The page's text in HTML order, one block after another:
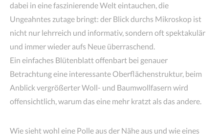
dabei in eine faszinierende Welt eintauchen, die
Ungeahntes zutage bringt: der Blick durchs Mikroskop ist
nicht nur lehrreich und informativ, sondern oft spektakulär
und immer wieder aufs Neue überraschend.
Ein einfaches Blütenblatt offenbart bei genauer
Betrachtung eine interessante Oberflächenstruktur, beim
Anblick vergrößerter Woll- und Baumwollfasern wird
offensichtlich, warum das eine mehr kratzt als das andere.
Wie sieht wohl eine Polle aus der Nähe aus und wie eines